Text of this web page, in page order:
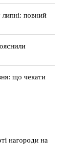
липні: повний
що чекати
нагороди на